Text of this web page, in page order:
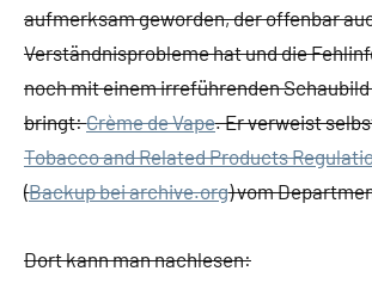
aufmerksam geworden, der offenbar
Verständnisprobleme hat und die
noch mit einem irreführenden
bringt:Crème de Vape. Er verweist
Tobacco and Related Products
(Backup bei archive.org) vom
Dort kann man nachlesen: